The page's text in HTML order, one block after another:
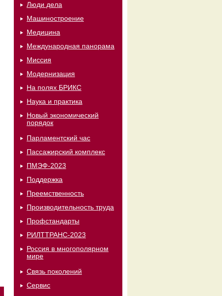
Люди дела
Машиностроение
Медицина
Международная панорама
Миссия
Модернизация
На полях БРИКС
Наука и практика
Новый экономический
порядок
Парламентский час
Пассажирский комплекс
ПМЭФ-2023
Поддержка
Преемственность
Производительность труда
Профстандарты
РИЛТТРАНС-2023
Россия в многополярном
мире
Связь поколений
Сервис